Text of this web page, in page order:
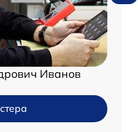
Иванов